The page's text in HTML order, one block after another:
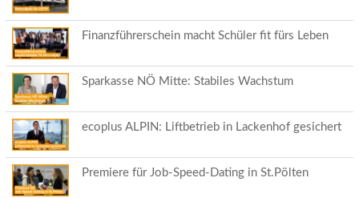
Finanzführerschein macht Schüler fit fürs Leben
Sparkasse NÖ Mitte: Stabiles Wachstum
ecoplus ALPIN: Liftbetrieb in Lackenhof gesichert
Premiere für Job-Speed-Dating in St.Pölten